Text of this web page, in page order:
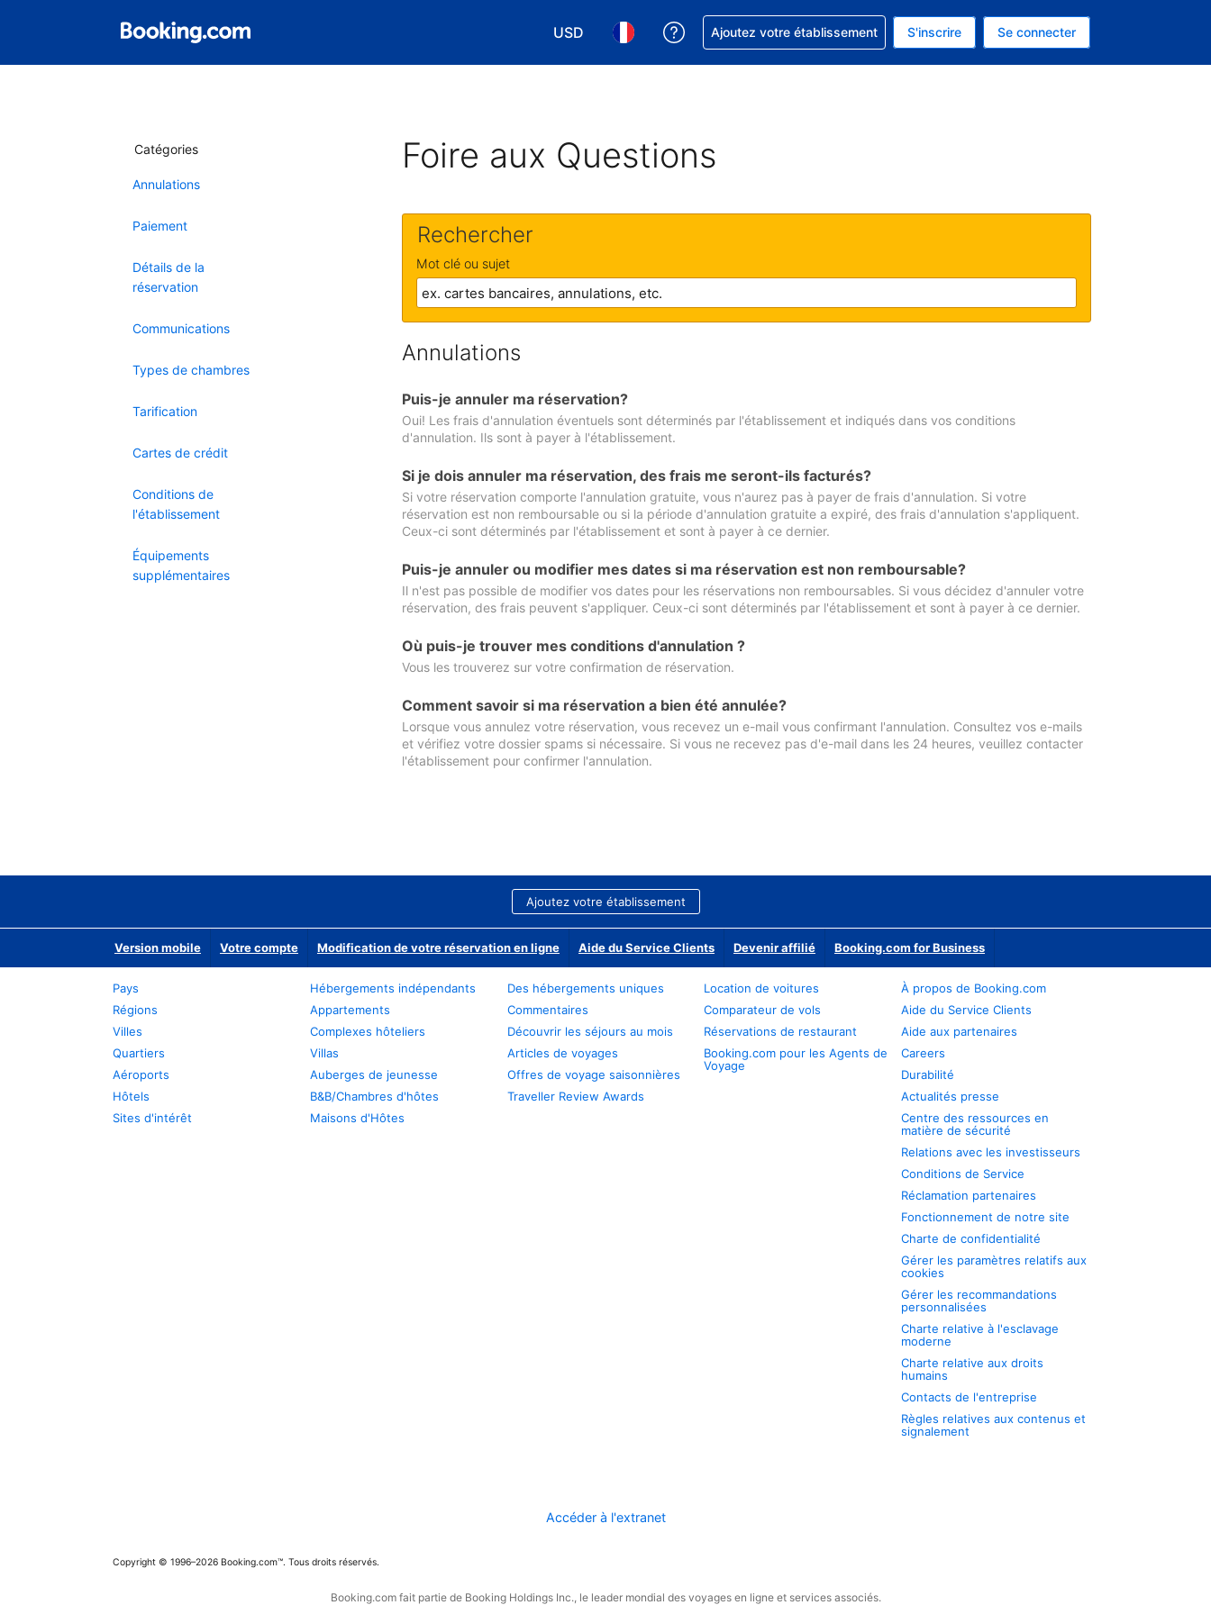
USD
Choisissez votre devise. Votre devise actuelle est celle-ci : Dollar américain.
Choisissez votre langue. Votre langue actuelle est celle-ci : Français.
Obtenez de l'aide concernant votre réservation
Ajoutez votre établissement S'inscrire Se connecter
Catégories
Annulations
Paiement
Détails de la
réservation
Communications
Types de chambres
Tarification
Cartes de crédit
Conditions de
l'établissement
Équipements
supplémentaires
Foire aux Questions
Rechercher
Mot clé ou sujet
Annulations
Puis-je annuler ma réservation?
Oui! Les frais d'annulation éventuels sont déterminés par l'établissement et indiqués dans vos conditions
d'annulation. Ils sont à payer à l'établissement.
Si je dois annuler ma réservation, des frais me seront-ils facturés?
Si votre réservation comporte l'annulation gratuite, vous n'aurez pas à payer de frais d'annulation. Si votre
réservation est non remboursable ou si la période d'annulation gratuite a expiré, des frais d'annulation s'appliquent.
Ceux-ci sont déterminés par l'établissement et sont à payer à ce dernier.
Puis-je annuler ou modifier mes dates si ma réservation est non remboursable?
Il n'est pas possible de modifier vos dates pour les réservations non remboursables. Si vous décidez d'annuler votre
réservation, des frais peuvent s'appliquer. Ceux-ci sont déterminés par l'établissement et sont à payer à ce dernier.
Où puis-je trouver mes conditions d'annulation ?
Vous les trouverez sur votre confirmation de réservation.
Comment savoir si ma réservation a bien été annulée?
Lorsque vous annulez votre réservation, vous recevez un e-mail vous confirmant l'annulation. Consultez vos e-mails
et vérifiez votre dossier spams si nécessaire. Si vous ne recevez pas d'e-mail dans les 24 heures, veuillez contacter
l'établissement pour confirmer l'annulation.
Ajoutez votre établissement
Version mobile Votre compte Modification de votre réservation en ligne Aide du Service Clients Devenir affilié Booking.com for Business
Pays
Régions
Villes
Quartiers
Aéroports
Hôtels
Sites d'intérêt
Hébergements indépendants
Appartements
Complexes hôteliers
Villas
Auberges de jeunesse
B&B/Chambres d'hôtes
Maisons d'Hôtes
Des hébergements uniques
Commentaires
Découvrir les séjours au mois
Articles de voyages
Offres de voyage saisonnières
Traveller Review Awards
Location de voitures
Comparateur de vols
Réservations de restaurant
Booking.com pour les Agents de
Voyage
À propos de Booking.com
Aide du Service Clients
Aide aux partenaires
Careers
Durabilité
Actualités presse
Centre des ressources en
matière de sécurité
Relations avec les investisseurs
Conditions de Service
Réclamation partenaires
Fonctionnement de notre site
Charte de confidentialité
Gérer les paramètres relatifs aux
cookies
Gérer les recommandations
personnalisées
Charte relative à l'esclavage
moderne
Charte relative aux droits
humains
Contacts de l'entreprise
Règles relatives aux contenus et
signalement
Accéder à l'extranet
Copyright © 1996–2026 Booking.com™. Tous droits réservés.
Booking.com fait partie de Booking Holdings Inc., le leader mondial des voyages en ligne et services associés.